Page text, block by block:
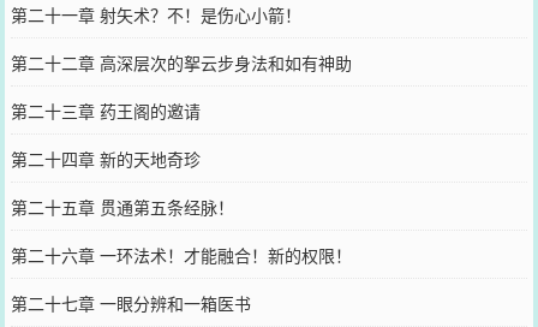
第二十一章 射矢术？不！是伤心小箭！
第二十二章 高深层次的挐云步身法和如有神助
第二十三章 药王阁的邀请
第二十四章 新的天地奇珍
第二十五章 贯通第五条经脉！
第二十六章 一环法术！才能融合！新的权限！
第二十七章 一眼分辨和一箱医书